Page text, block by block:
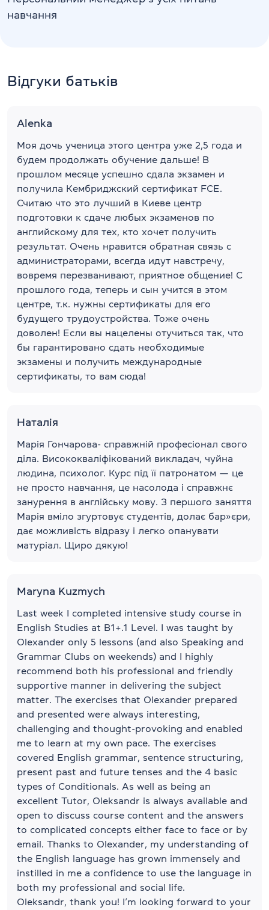
навчання
Відгуки батьків
Alenka
Моя дочь ученица этого центра уже 2,5 года и
будем продолжать обучение дальше! В
прошлом месяце успешно сдала экзамен и
получила Кембриджский сертификат FCE.
Считаю что это лучший в Киеве центр
подготовки к сдаче любых экзаменов по
английскому для тех, кто хочет получить
результат. Очень нравится обратная связь с
администраторами, всегда идут навстречу,
вовремя перезванивают, приятное общение! С
прошлого года, теперь и сын учится в этом
центре, т.к. нужны сертификаты для его
будущего трудоустройства. Тоже очень
доволен! Если вы нацелены отучиться так, что
бы гарантировано сдать необходимые
экзамены и получить международные
сертификаты, то вам сюда!
Наталія
Марія Гончарова- справжній професіонал свого
діла. Висококваліфікований викладач, чуйна
людина, психолог. Курс під її патронатом — це
не просто навчання, це насолода і справжнє
занурення в англійську мову. З першого заняття
Марія вміло згуртовує студентів, долає бар»єри,
дає можливість відразу і легко опанувати
матуріал. Щиро дякую!
Maryna Kuzmych
Last week I completed intensive study course in
English Studies at B1+.1 Level. I was taught by
Olexander only 5 lessons (and also Speaking and
Grammar Clubs on weekends) and I highly
recommend both his professional and friendly
supportive manner in delivering the subject
matter. The exercises that Olexander prepared
and presented were always interesting,
challenging and thought-provoking and enabled
me to learn at my own pace. The exercises
covered English grammar, sentence structuring,
present past and future tenses and the 4 basic
types of Conditionals. As well as being an
excellent Tutor, Oleksandr is always available and
open to discuss course content and the answers
to complicated concepts either face to face or by
email. Thanks to Olexander, my understanding of
the English language has grown immensely and
instilled in me a confidence to use the language in
both my professional and social life.
Oleksandr, thank you! I’m looking forward to your